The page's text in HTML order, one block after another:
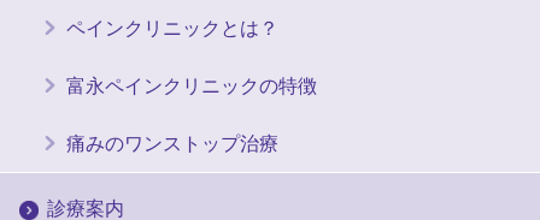
ペインクリニックとは？
富永ペインクリニックの特徴
痛みのワンストップ治療
診療案内